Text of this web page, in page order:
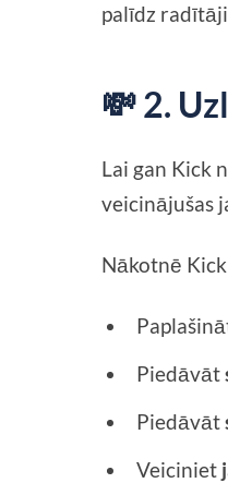
palīdz
💸 2.
Lai gan Kick
veicinājušas
Nākotnē
Piedāvāt
Piedāvāt
Veiciniet